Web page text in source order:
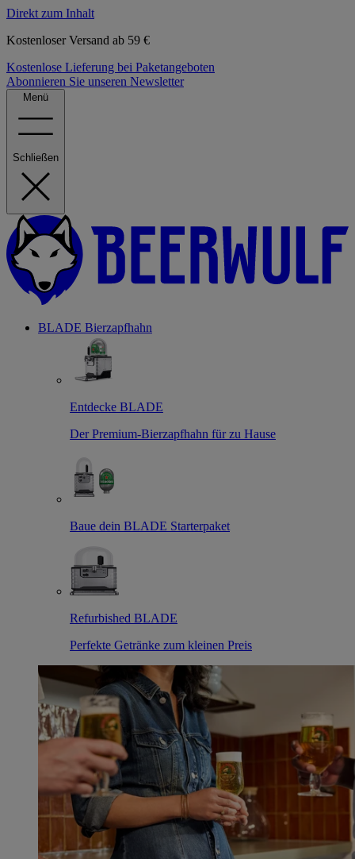
Direkt zum Inhalt
Kostenloser Versand ab 59 €
Kostenlose Lieferung bei Paketangeboten
Abonnieren Sie unseren Newsletter
Menü
Schließen
BLADE Bierzapfhahn
Entdecke BLADE
Der Premium-Bierzapfhahn für zu Hause
Baue dein BLADE Starterpaket
Refurbished BLADE
Perfekte Getränke zum kleinen Preis